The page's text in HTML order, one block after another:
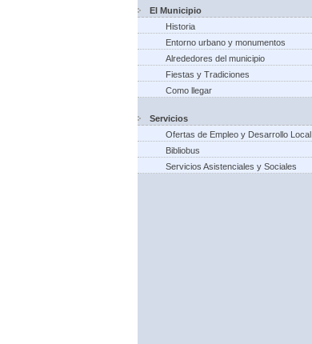
El Municipio
Historia
Entorno urbano y monumentos
Alrededores del municipio
Fiestas y Tradiciones
Como llegar
Servicios
Ofertas de Empleo y Desarrollo Local
Bibliobus
Servicios Asistenciales y Sociales